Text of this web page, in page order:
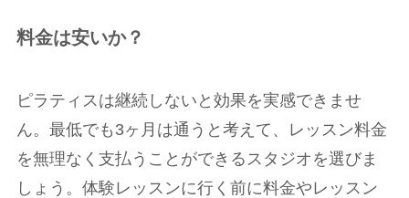
料金は安いか？
ピラティスは継続しないと効果を実感できませ
ん。最低でも3ヶ月は通うと考えて、レッスン料金
を無理なく支払うことができるスタジオを選びま
しょう。体験レッスンに行く前に料金やレッスン